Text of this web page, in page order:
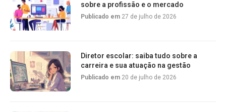
sobre a profissão e o mercado
Publicado em 27 de julho de 2026
Diretor escolar: saiba tudo sobre a
carreira e sua atuação na gestão
Publicado em 20 de julho de 2026